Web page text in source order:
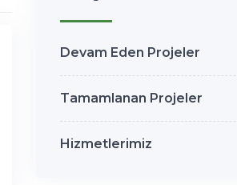
Devam Eden Projeler
Tamamlanan Projeler
Hizmetlerimiz